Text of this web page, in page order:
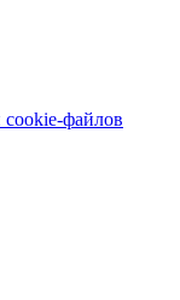
cookie-файлов